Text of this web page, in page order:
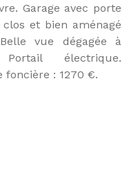
Garage avec porte
et bien aménagé
vue dégagée à
électrique.
foncière : 1270 €.